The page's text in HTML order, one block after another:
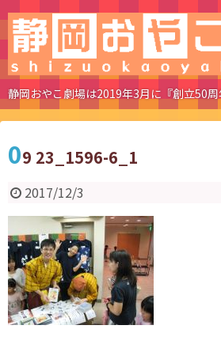
静岡おやこ劇場は2019年3月に『創立50
09 23_1596-6_1
2017/12/3